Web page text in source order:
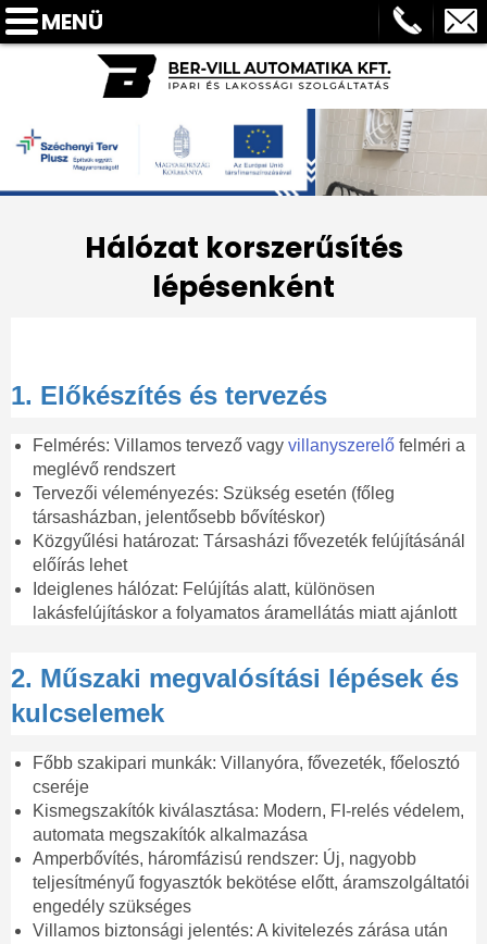
MENÜ
BEMUTATKOZÁS
SZOLGÁLTATÁSOK
BLOG
REFERENCIÁK
PARTNEREINK
Hálózat korszerűsítés
lépésenként
1. Előkészítés és tervezés
Felmérés: Villamos tervező vagy villanyszerelő felméri a
meglévő rendszert
Tervezői véleményezés: Szükség esetén (főleg
társasházban, jelentősebb bővítéskor)
Közgyűlési határozat: Társasházi fővezeték felújításánál
előírás lehet
Ideiglenes hálózat: Felújítás alatt, különösen
lakásfelújításkor a folyamatos áramellátás miatt ajánlott
2. Műszaki megvalósítási lépések és
kulcselemek
Főbb szakipari munkák: Villanyóra, fővezeték, főelosztó
cseréje
Kismegszakítók kiválasztása: Modern, FI-relés védelem,
automata megszakítók alkalmazása
Amperbővítés, háromfázisú rendszer: Új, nagyobb
teljesítményű fogyasztók bekötése előtt, áramszolgáltatói
engedély szükséges
Villamos biztonsági jelentés: A kivitelezés zárása után